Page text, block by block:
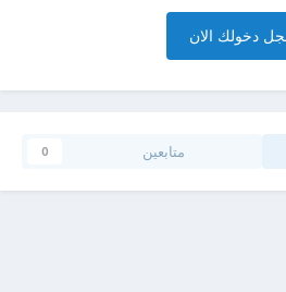
دخولك الان
متابعين 0